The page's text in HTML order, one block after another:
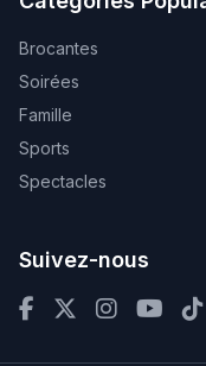
Brocantes
Soirées
Famille
Sports
Spectacles
Suivez-nous